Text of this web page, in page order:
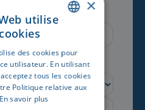
FRENCH
×
utilise
des cookies pour
utilisateur. En utilisant
tous les cookies
Politique relative aux
En savoir plus